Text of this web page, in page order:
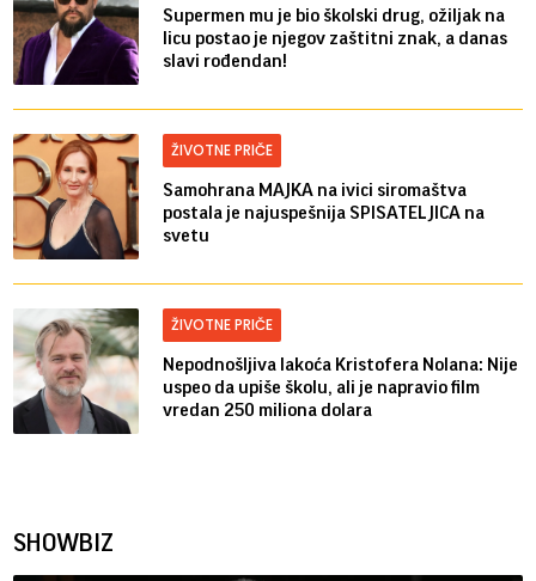
Supermen mu je bio školski drug, ožiljak na
licu postao je njegov zaštitni znak, a danas
slavi rođendan!
ŽIVOTNE PRIČE
Samohrana MAJKA na ivici siromaštva
postala je najuspešnija SPISATELJICA na
svetu
ŽIVOTNE PRIČE
Nepodnošljiva lakoća Kristofera Nolana: Nije
uspeo da upiše školu, ali je napravio film
vredan 250 miliona dolara
SHOWBIZ